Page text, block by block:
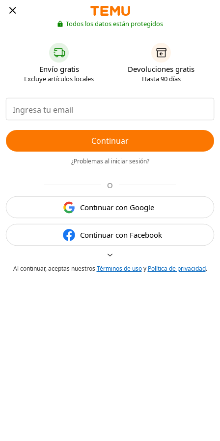
Todos los datos están protegidos
Envío gratis
Excluye artículos locales
Devoluciones gratis
Hasta 90 días
Continuar
¿Problemas al iniciar sesión?
O
Continuar con Google
Continuar con Facebook
Al continuar, aceptas nuestros Términos de usoy Política de privacidad.